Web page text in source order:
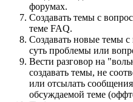
форумах.
Создавать темы с
теме FAQ.
Создавать новые темы
суть проблемы или
Вести разговор на
создавать темы, не
или отсылать
обсуждаемой теме